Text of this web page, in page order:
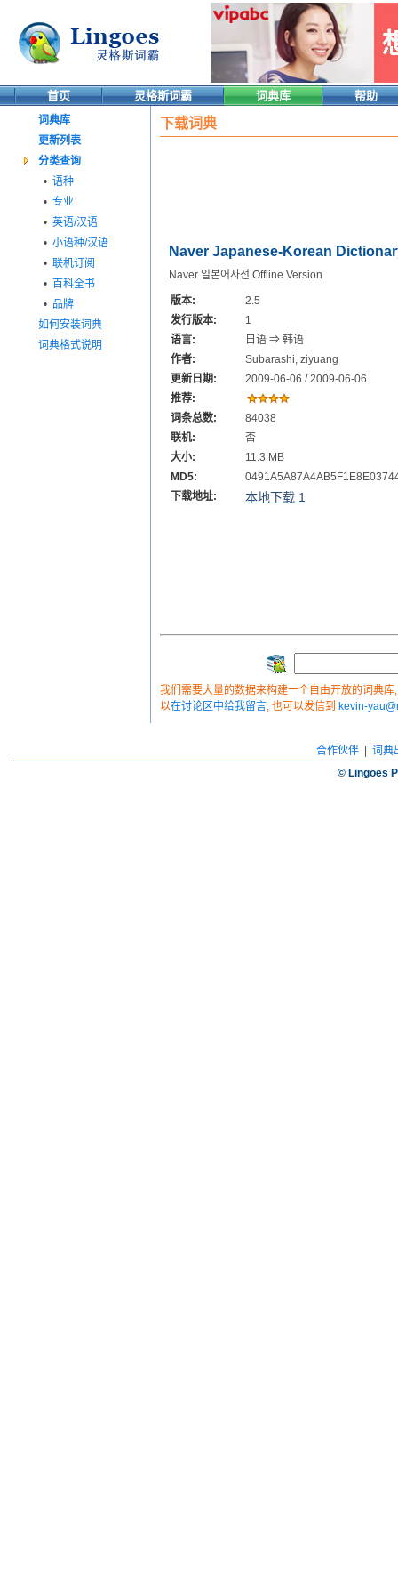
首页 灵格斯词霸 词典库 帮助
词典库
更新列表
分类查询
• 语种
• 专业
• 英语/汉语
• 小语种/汉语
• 联机订阅
• 百科全书
• 品牌
如何安装词典
词典格式说明
下载词典
Naver Japanese-Korean
Naver 일본어사전 Offline Version
版本:
2.5
发行版本:
1
语言:
日语 ⇒ 韩语
作者:
Subarashi, ziyuang
更新日期:
2009-06-06 / 2009-06-06
推荐:
词条总数:
84038
联机:
否
大小:
11.3 MB
MD5:
下载地址:
本地下载 1
我们需要大量的数据来构建一个自由开放的词典
以在讨论区中给我留言, 也可以发信到 kevin-
合作伙伴| 词典
© Lingoes